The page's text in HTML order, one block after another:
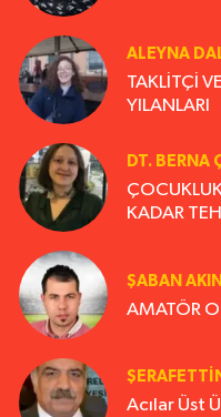
ALEYNA
TAKLİTÇİ
YILANLARI
DT. BERNA
KADAR
ŞABAN AKIN
AMATÖR
Acılar Üst